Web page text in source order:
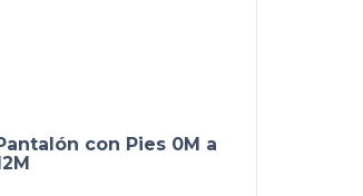
con Pies 0M a